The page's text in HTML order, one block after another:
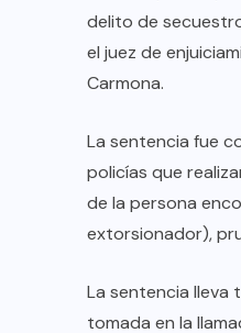
delito de
el juez de
Carmona.
La sentencia fue
policías que
de la persona
extorsionador),
La sentencia lleva
tomada en la